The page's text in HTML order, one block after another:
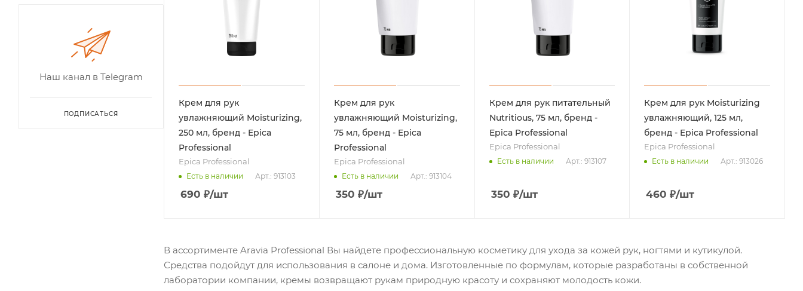
Крем для рук
увлажняющий Moisturizing,
250 мл, бренд - Epica
Professional
Epica Professional
Есть в наличии Арт.: 913103
690 ₽/шт
Крем для рук
увлажняющий Moisturizing,
75 мл, бренд - Epica
Professional
Epica Professional
Есть в наличии Арт.: 913104
350 ₽/шт
Крем для рук питательный
Nutritious, 75 мл, бренд -
Epica Professional
Epica Professional
Есть в наличии Арт.: 913107
350 ₽/шт
Крем для рук Moisturizing
увлажняющий, 125 мл,
бренд - Epica Professional
Epica Professional
Есть в наличии Арт.: 913026
460 ₽/шт
В ассортименте Aravia Professional Вы найдете профессиональную косметику для ухода за кожей рук, ногтями и кутикулой.
Средства подойдут для использования в салоне и дома. Изготовленные по формулам, которые разработаны в собственной
лаборатории компании, кремы возвращают рукам природную красоту и сохраняют молодость кожи.
Наш канал в Telegram
ПОДПИСАТЬСЯ